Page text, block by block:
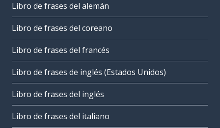
Libro de frases del alemán
Libro de frases del coreano
Libro de frases del francés
Libro de frases de inglés (Estados Unidos)
Libro de frases del inglés
Libro de frases del italiano